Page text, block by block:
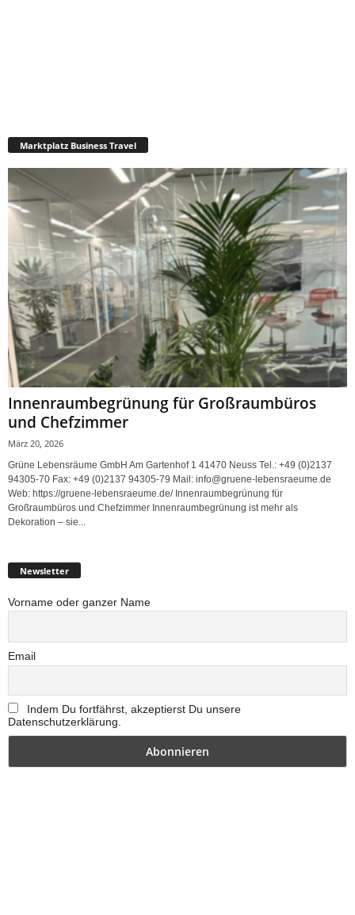
Marktplatz Business Travel
Innenraumbegrünung für Großraumbüros
und Chefzimmer
März 20, 2026
Grüne Lebensräume GmbH Am Gartenhof 1 41470 Neuss Tel.: +49 (0)2137
94305-70 Fax: +49 (0)2137 94305-79 Mail: info@gruene-lebensraeume.de
Web: https://gruene-lebensraeume.de/ Innenraumbegrünung für
Großraumbüros und Chefzimmer Innenraumbegrünung ist mehr als
Dekoration – sie...
Newsletter
Vorname oder ganzer Name
Email
Indem Du fortfährst, akzeptierst Du unsere
Datenschutzerklärung.